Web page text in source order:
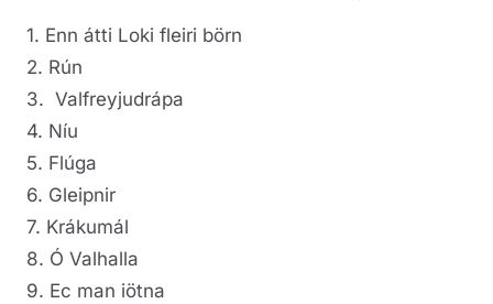
1. Enn átti Loki fleiri börn
2. Rún
3. Valfreyjudrápa
4. Níu
5. Flúga
6. Gleipnir
7. Krákumál
8. Ó Valhalla
9. Ec man iötna